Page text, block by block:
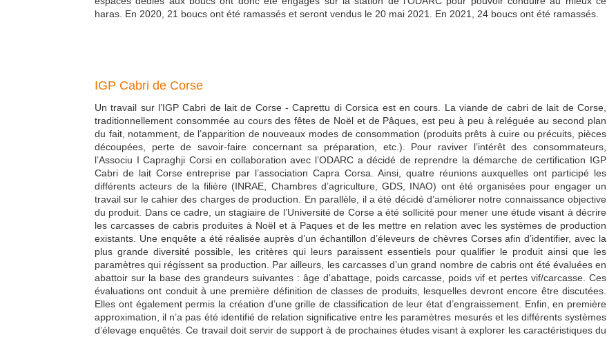
haras. En 2020, 21 boucs ont été ramassés et seront vendus le 20 mai 2021. En 2021, 24 boucs ont été ramassés.
IGP Cabri de Corse
Un travail sur l’IGP Cabri de lait de Corse - Caprettu di Corsica est en cours. La viande de cabri de lait de Corse,
traditionnellement consommée au cours des fêtes de Noël et de Pâques, est peu à peu à reléguée au second plan
du fait, notamment, de l’apparition de nouveaux modes de consommation (produits prêts à cuire ou précuits, pièces
découpées, perte de savoir-faire concernant sa préparation, etc.). Pour raviver l’intérêt des consommateurs,
l’Associu I Capraghji Corsi en collaboration avec l’ODARC a décidé de reprendre la démarche de certification IGP
Cabri de lait Corse entreprise par l’association Capra Corsa. Ainsi, quatre réunions auxquelles ont participé les
différents acteurs de la filière (INRAE, Chambres d’agriculture, GDS, INAO) ont été organisées pour engager un
travail sur le cahier des charges de production. En parallèle, il a été décidé d’améliorer notre connaissance objective
du produit. Dans ce cadre, un stagiaire de l’Université de Corse a été sollicité pour mener une étude visant à décrire
les carcasses de cabris produites à Noël et à Paques et de les mettre en relation avec les systèmes de production
existants. Une enquête a été réalisée auprès d’un échantillon d’éleveurs de chèvres Corses afin d’identifier, avec la
plus grande diversité possible, les critères qui leurs paraissent essentiels pour qualifier le produit ainsi que les
paramètres qui régissent sa production. Par ailleurs, les carcasses d’un grand nombre de cabris ont été évaluées en
abattoir sur la base des grandeurs suivantes : âge d’abattage, poids carcasse, poids vif et pertes vif/carcasse. Ces
évaluations ont conduit à une première définition de classes de produits, lesquelles devront encore être discutées.
Elles ont également permis la création d’une grille de classification de leur état d’engraissement. Enfin, en première
approximation, il n’a pas été identifié de relation significative entre les paramètres mesurés et les différents systèmes
d’élevage enquêtés. Ce travail doit servir de support à de prochaines études visant à explorer les caractéristiques du